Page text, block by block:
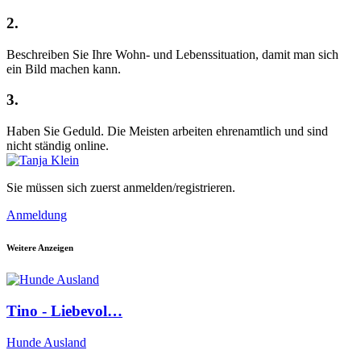
2.
Beschreiben Sie Ihre Wohn- und Lebenssituation, damit man sich
ein Bild machen kann.
3.
Haben Sie Geduld. Die Meisten arbeiten ehrenamtlich und sind
nicht ständig online.
Sie müssen sich zuerst anmelden/registrieren.
Anmeldung
Weitere Anzeigen
Tino - Liebevol…
Hunde Ausland